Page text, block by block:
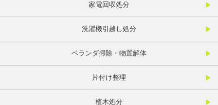
家電回収処分
洗濯機引越し処分
ベランダ掃除・物置解体
片付け整理
植木処分